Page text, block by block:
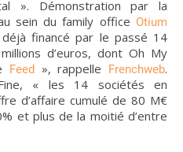
». Démonstration par la
sein du family office Otium
financé par le passé 14
d’euros, dont Oh My
Feed», rappelle Frenchweb.
« les 14 sociétés en
d’affaire cumulé de 80 M€
et plus de la moitié d’entre